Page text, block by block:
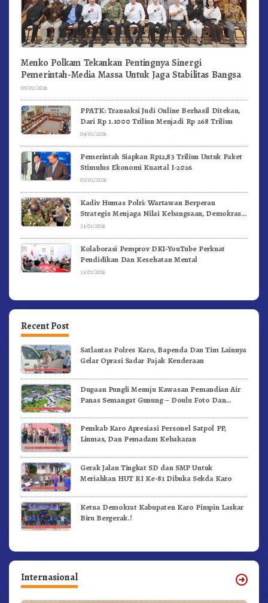
Menko Polkam Tekankan Pentingnya Sinergi
Pemerintah-Media Massa Untuk Jaga Stabilitas Bangsa
05/02/2026
PPATK: Transaksi Judi Online Berhasil Ditekan,
Dari Rp 1.1000 Triliun Menjadi Rp 268 Triliun
04/02/2026
Pemerintah Siapkan Rp12,83 Triliun Untuk Paket
Stimulus Ekonomi Kuartal I-2026
03/02/2026
Kadiv Humas Polri: Wartawan Berperan
Strategis Menjaga Nilai Kebangsaan, Demokrasi,
dan NKRI
31/01/2026
Kolaborasi Pemprov DKI-YouTube Perkuat
Pendidikan Dan Kesehatan Mental
31/01/2026
Recent Post
Satlantas Polres Karo, Bapenda Dan Tim Lainnya
Gelar Oprasi Sadar Pajak Kenderaan
Dugaan Pungli Menuju Kawasan Pemandian Air
Panas Semangat Gunung – Doulu Foto Dan
Pemkab Karo Apresiasi Personel Satpol PP,
Linmas, Dan Pemadam Kebakaran
Gerak Jalan Tingkat SD dan SMP Untuk
Meriahkan HUT RI Ke-81 Dibuka Sekda Karo
Ketua Demokrat Kabupaten Karo Pimpin Laskar
Biru Bergerak.!
Internasional